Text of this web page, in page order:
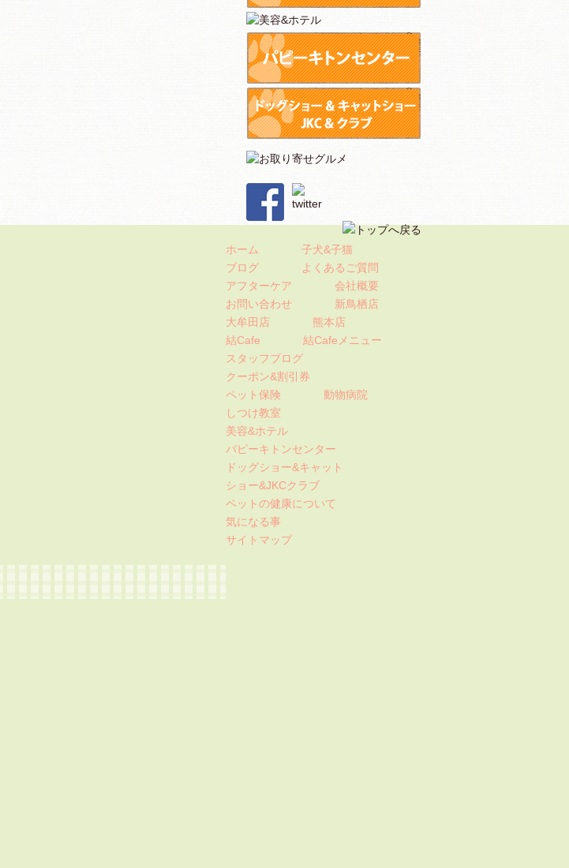
ホーム
子犬&子猫
ブログ
よくあるご質問
アフターケア
会社概要
お問い合わせ
新鳥栖店
大牟田店
熊本店
結Cafe
結Cafeメニュー
スタッフブログ
クーポン&割引券
ペット保険
動物病院
しつけ教室
美容&ホテル
パピーキトンセンター
ドッグショー&キャット
ショー&JKCクラブ
ペットの健康について
気になる事
サイトマップ